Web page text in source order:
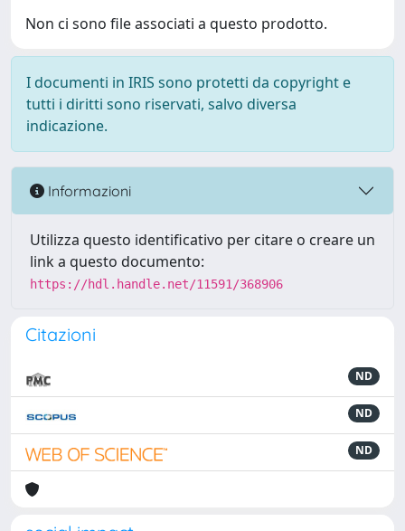
Non ci sono file associati a questo prodotto.
I documenti in IRIS sono protetti da copyright e
tutti i diritti sono riservati, salvo diversa
indicazione.
Informazioni
Utilizza questo identificativo per citare o creare un
link a questo documento:
https://hdl.handle.net/11591/368906
Citazioni
ND
ND
ND